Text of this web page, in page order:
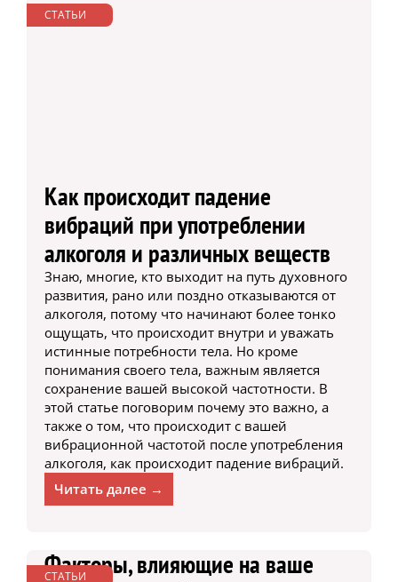
СТАТЬИ
Как происходит падение
вибраций при употреблении
алкоголя и различных веществ
Знаю, многие, кто выходит на путь духовного
развития, рано или поздно отказываются от
алкоголя, потому что начинают более тонко
ощущать, что происходит внутри и уважать
истинные потребности тела. Но кроме
понимания своего тела, важным является
сохранение вашей высокой частотности. В
этой статье поговорим почему это важно, а
также о том, что происходит с вашей
вибрационной частотой после употребления
алкоголя, как происходит падение вибраций.
Читать далее →
СТАТЬИ
Факторы, влияющие на ваше